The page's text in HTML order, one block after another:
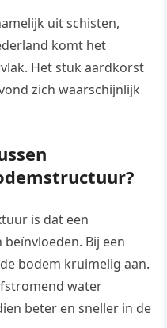
uit schisten,
komt het
Het stuk aardkorst
zich waarschijnlijk
is dat een
Bij een
bodem kruimelig aan.
water
beter en sneller in de